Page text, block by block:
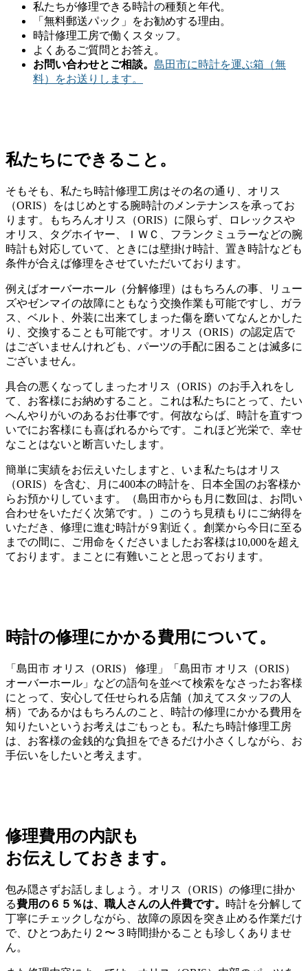
私たちが修理できる時計の種類と年代。
「無料郵送パック」をお勧めする理由。
時計修理工房で働くスタッフ。
よくあるご質問とお答え。
お問い合わせとご相談。 島田市に時計を運ぶ箱（無
料）をお送りします。
私たちにできること。
そもそも、私たち時計修理工房はその名の通り、オリス
（ORIS）をはじめとする腕時計のメンテナンスを承ってお
ります。もちろんオリス（ORIS）に限らず、ロレックスや
オリス、タグホイヤー、ＩＷＣ、フランクミュラーなどの腕
時計も対応していて、ときには壁掛け時計、置き時計なども
条件が合えば修理をさせていただいております。
例えばオーバーホール（分解修理）はもちろんの事、リュー
ズやゼンマイの故障にともなう交換作業も可能ですし、ガラ
ス、ベルト、外装に出来てしまった傷を磨いてなんとかした
り、交換することも可能です。オリス（ORIS）の認定店で
はございませんけれども、パーツの手配に困ることは滅多に
ございません。
具合の悪くなってしまったオリス（ORIS）のお手入れをし
て、お客様にお納めすること。これは私たちにとって、たい
へんやりがいのあるお仕事です。何故ならば、時計を直すつ
いでにお客様にも喜ばれるからです。これほど光栄で、幸せ
なことはないと断言いたします。
簡単に実績をお伝えいたしますと、いま私たちはオリス
（ORIS）を含む、月に400本の時計を、日本全国のお客様か
らお預かりしています。（島田市からも月に数回は、お問い
合わせをいただく次第です。）このうち見積もりにご納得を
いただき、修理に進む時計が９割近く。創業から今日に至る
までの間に、ご用命をくださいましたお客様は10,000を超え
ております。まことに有難いことと思っております。
時計の修理にかかる費用について。
「島田市 オリス（ORIS） 修理」「島田市 オリス（ORIS）
オーバーホール」などの語句を並べて検索をなさったお客様
にとって、安心して任せられる店舗（加えてスタッフの人
柄）であるかはもちろんのこと、時計の修理にかかる費用を
知りたいというお考えはごもっとも。私たち時計修理工房
は、お客様の金銭的な負担をできるだけ小さくしながら、お
手伝いをしたいと考えます。
修理費用の内訳も
お伝えしておきます。
包み隠さずお話しましょう。オリス（ORIS）の修理に掛か
る費用の６５％は、職人さんの人件費です。 時計を分解して
丁寧にチェックしながら、故障の原因を突き止める作業だけ
で、ひとつあたり２〜３時間掛かることも珍しくありませ
ん。